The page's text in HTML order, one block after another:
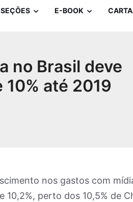
SEÇÕES E-BOOK
no Brasil deve
até 2019
nos gastos com
10,2%, perto dos 10,5% de